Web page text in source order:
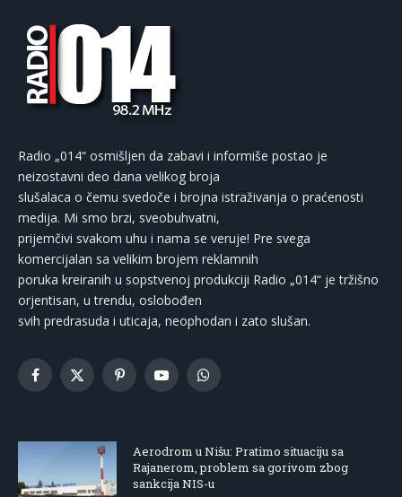
Radio „014“ osmišljen da zabavi i informiše postao je
neizostavni deo dana velikog broja
slušalaca o čemu svedoče i brojna istraživanja o praćenosti
medija. Mi smo brzi, sveobuhvatni,
prijemčivi svakom uhu i nama se veruje! Pre svega
komercijalan sa velikim brojem reklamnih
poruka kreiranih u sopstvenoj produkciji Radio „014“ je tržišno
orjentisan, u trendu, oslobođen
svih predrasuda i uticaja, neophodan i zato slušan.
Facebook
X
PinterestYouTubeWhatsApp
Aerodrom u Nišu: Pratimo situaciju sa
Rajanerom, problem sa gorivom zbog
sankcija NIS-u